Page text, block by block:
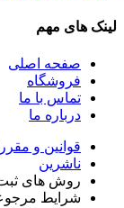
لینک های مهم
صفحه اصلی
فروشگاه
تماس با ما
درباره ما
قوانین و
ناشرین
روش های
شرایط